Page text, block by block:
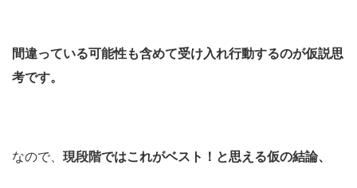
間違っている可能性も含めて受け入れ行動するのが仮説思
考です。
なので、 現段階ではこれがベスト！と思える仮の結論、